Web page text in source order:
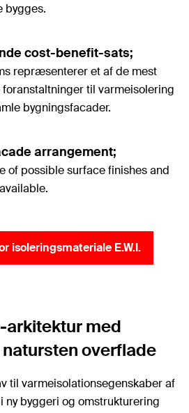
bygges.
cost-benefit-sats;
repræsenterer et af de mest
foranstaltninger til varmeisolering
bygningsfacader.
arrangement;
of possible surface finishes and
isoleringsmateriale E.W.I.
arkitektur med
overflade
til varmeisolationsegenskaber af
byggeri og omstrukturering